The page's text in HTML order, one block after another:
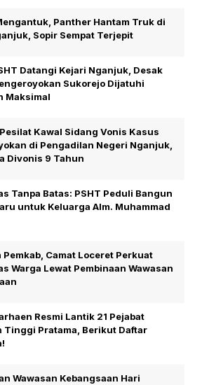
Panther Hantam Truk di
Sopir Sempat Terjepit
Datangi Kejari Nganjuk, Desak
Sukorejo Dijatuhi
Maksimal
Kawal Sidang Vonis Kasus
di Pengadilan Negeri Nganjuk,
Divonis 9 Tahun
Tanpa Batas: PSHT Peduli Bangun
untuk Keluarga Alm. Muhammad
Pemkab, Camat Loceret Perkuat
Warga Lewat Pembinaan Wawasan
Resmi Lantik 21 Pejabat
Tinggi Pratama, Berikut Daftar
Wawasan Kebangsaan Hari